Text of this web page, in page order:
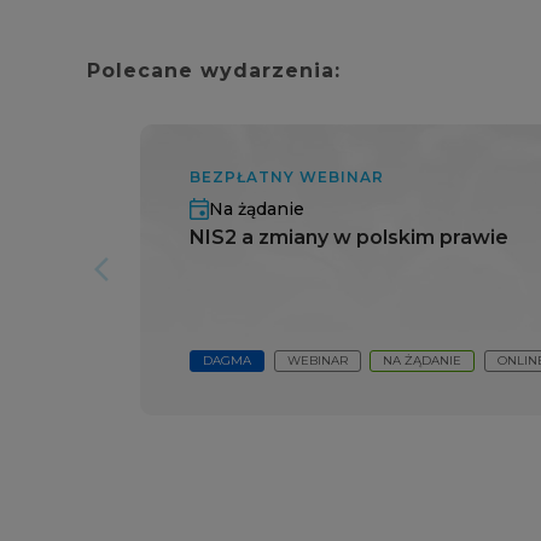
Polecane wydarzenia:
arrow_forward_ios
BEZPŁATNY WEBINAR
Na żądanie
NIS2 a zmiany w polskim prawie
DAGMA WEBINAR NA ŻĄDANIE